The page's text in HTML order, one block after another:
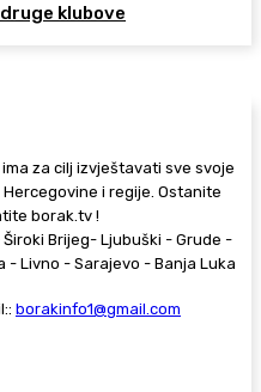
klubove
za cilj izvještavati sve svoje
i regije. Ostanite
borak.tv !
Brijeg- Ljubuški - Grude -
- Livno - Sarajevo - Banja Luka
borakinfo1@gmail.com